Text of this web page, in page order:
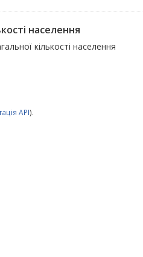
населення
кількості населення
API).